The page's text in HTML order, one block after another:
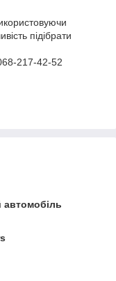
підібрати
217-42-52
автомобіль